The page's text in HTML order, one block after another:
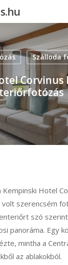
Szálloda
Corvinus
Hotel
szerencsém
szó
panoráma. Egy
mintha a
az ablakokból.